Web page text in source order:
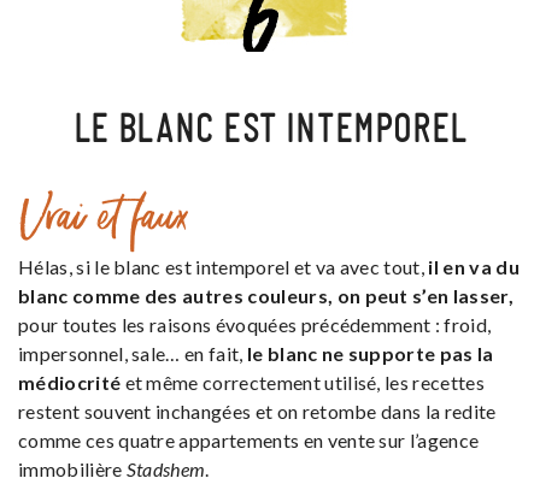
LE BLANC EST INTEMPOREL
Vrai et faux
Hélas, si le blanc est intemporel et va avec tout, il en va du
blanc comme des autres couleurs, on peut s’en lasser,
pour toutes les raisons évoquées précédemment : froid,
impersonnel, sale… en fait, le blanc ne supporte pas la
médiocrité et même correctement utilisé, les recettes
restent souvent inchangées et on retombe dans la redite
comme ces quatre appartements en vente sur l’agence
immobilière Stadshem